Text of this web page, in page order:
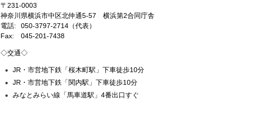
〒231-0003
神奈川県横浜市中区北仲通5-57 横浜第2合同庁舎
電話:
050-3797-2714（代表）
Fax:
045-201-7438
◇交通◇
JR・市営地下鉄「桜木町駅」下車徒歩10分
JR・市営地下鉄「関内駅」下車徒歩10分
みなとみらい線「馬車道駅」4番出口すぐ